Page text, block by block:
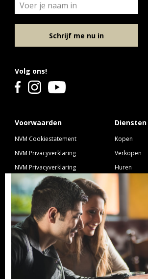
Voorwaarden
NVM Cookiestatement
NVM Privacyverklaring
NVM Privacyverklaring
Nieuwbouw
NVM Voorwaarden Consument
NVM Voorwaarden
Professionele Opdrachtgevers
Diensten
Kopen
Verkopen
Huren
Hypotheek
Verzekeren
Links
Volg ons!
Schrijf me nu in